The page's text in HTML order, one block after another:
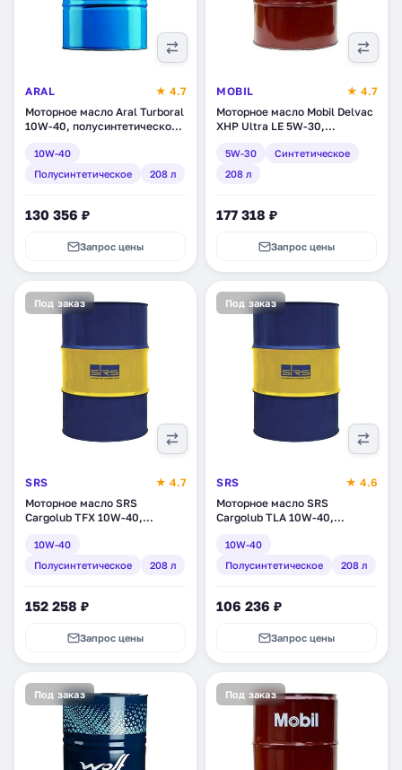
ARAL
★ 4.7
Моторное масло Aral Turboral
10W-40, полусинтетическое,
10W-40
Полусинтетическое
208 л
130 356 ₽
Запрос цены
MOBIL
★ 4.7
Моторное масло Mobil Delvac
XHP Ultra LE 5W-30,
(154833)
5W-30
Синтетическое
208 л
177 318 ₽
Запрос цены
Под заказ
SRS
★ 4.7
Моторное масло SRS
Cargolub TFX 10W-40,
(7235)
10W-40
Полусинтетическое
208 л
152 258 ₽
Запрос цены
Под заказ
SRS
★ 4.6
Моторное масло SRS
Cargolub TLA 10W-40,
(7229)
10W-40
Полусинтетическое
208 л
106 236 ₽
Запрос цены
Под заказ Под заказ